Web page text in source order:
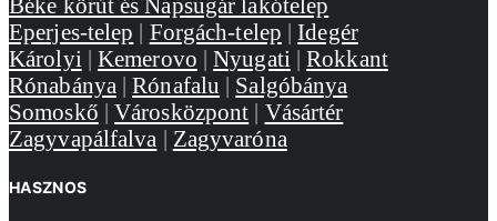
Eperjes-telep | Forgách-telep |Idegér
Károlyi |Kemerovo |Nyugati |Rokkant
Rónabánya |Rónafalu | Salgóbánya
Somoskő |Városközpont | Vásártér
Zagyvapálfalva | Zagyvaróna
HASZNOS